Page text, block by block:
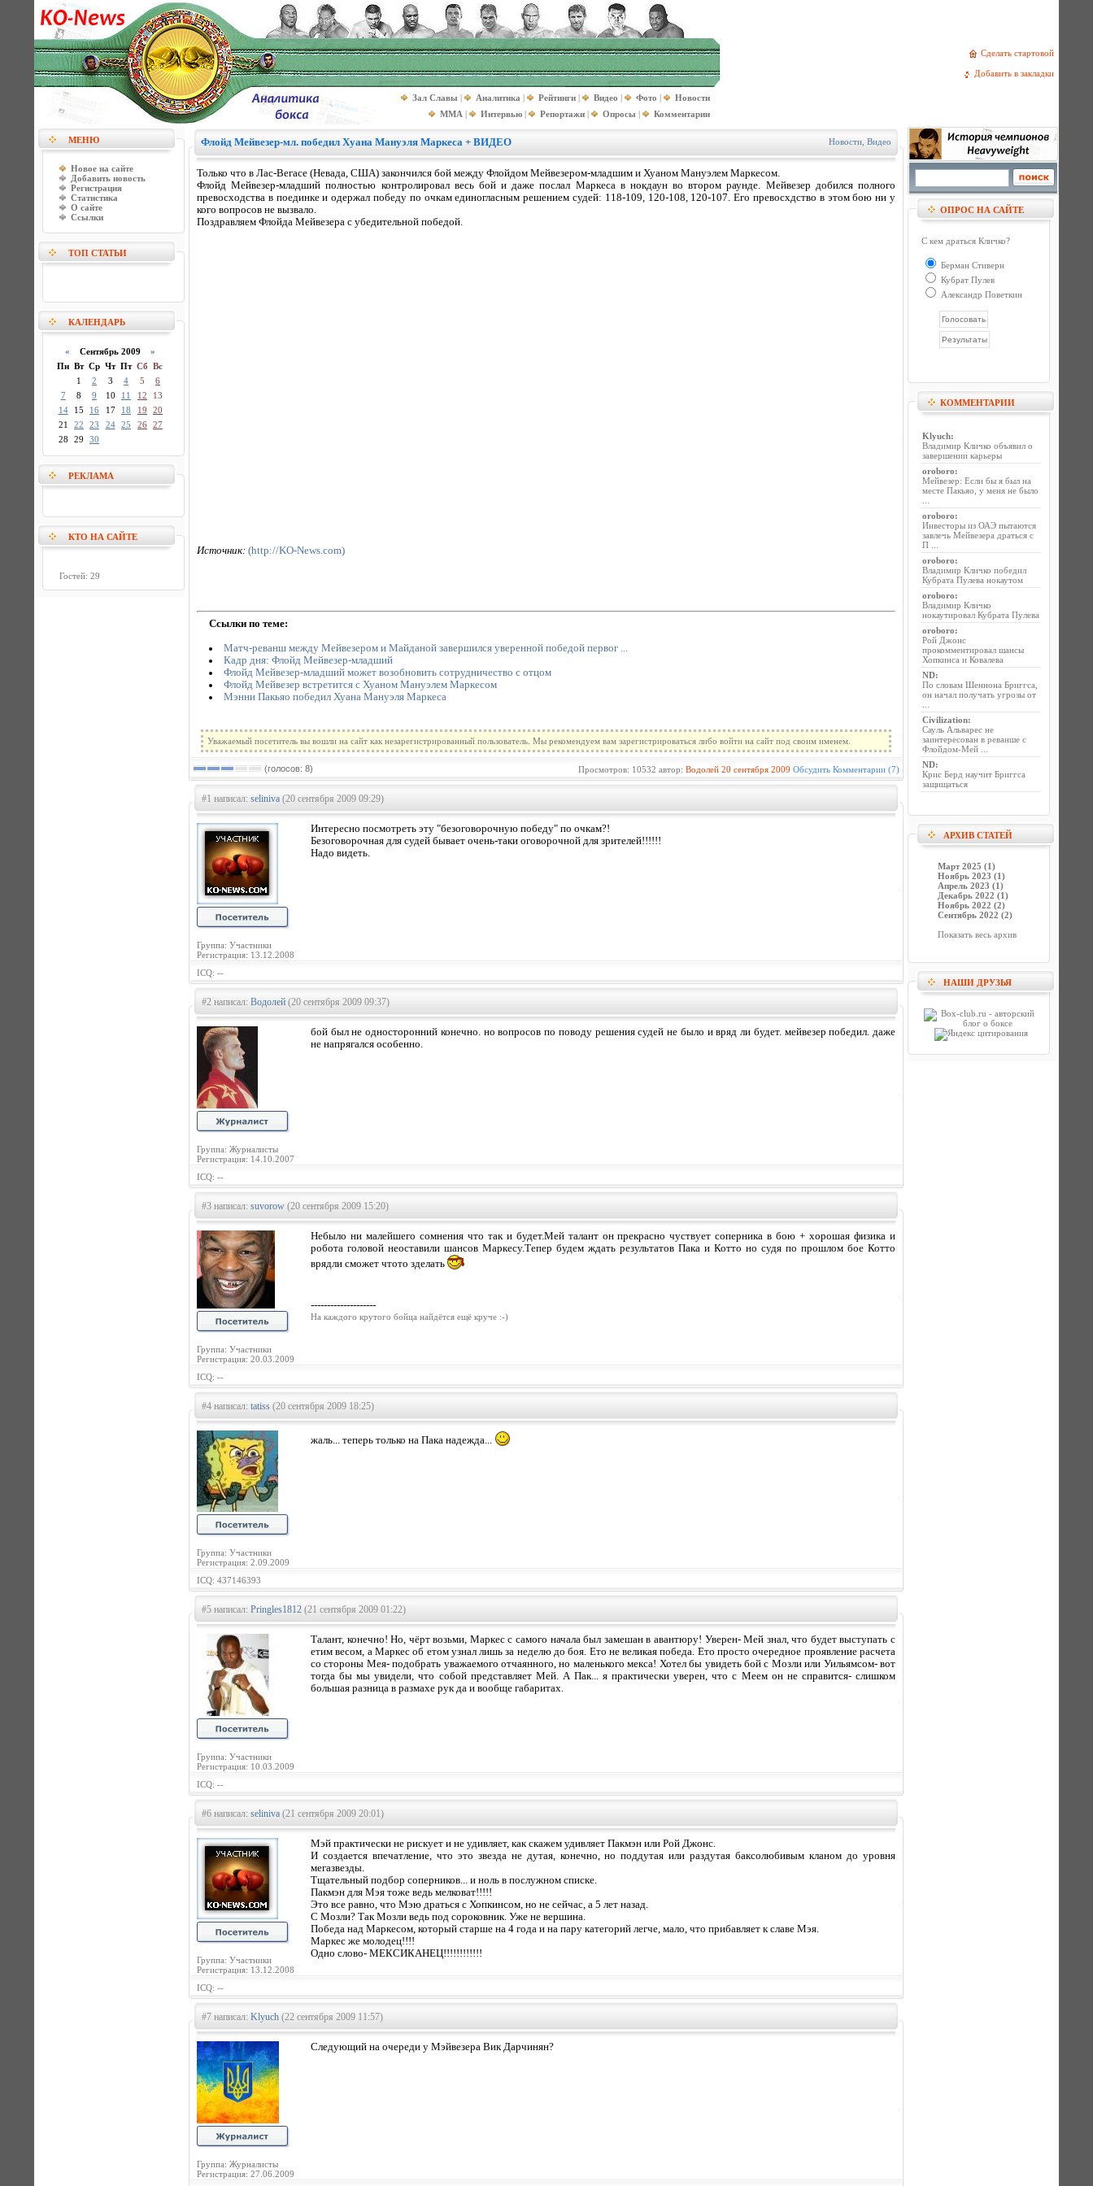
Сделать стартовой
Добавить в закладки
Зал Славы | Аналитика | Рейтинги | Видео | Фото |
Новости
MMA | Интервью | Репортажи | Опросы | Комментарии
МЕНЮ
Новое на сайте
Добавить новость
Регистрация
Статистика
О сайте
Ссылки
ТОП СТАТЬИ
КАЛЕНДАРЬ
« Сентябрь 2009 »
Пн Вт Ср Чт Пт Сб Вс
1
2 3 4 5
6
7
8 9 10 11 12
13
14
15 16 17 18 19
20
21
22 23 24 25 26 27
28
29 30
РЕКЛАМА
КТО НА САЙТЕ
Гостей: 29
Флойд Мейвезер-мл. победил Хуана Мануэля Маркеса + ВИДЕО Новости Видео
Только что в Лас-Вегасе (Невада, США) закончился бой между Флойдом Мейвезером-младшим и Хуаном Мануэлем Маркесом.
Флойд Мейвезер-младший полностью контролировал весь бой и даже послал Маркеса в нокдаун во втором раунде. Мейвезер добился полного
превосходства в поединке и одержал победу по очкам единогласным решением судей: 118-109, 120-108, 120-107. Его превосхдство в этом бою ни у
кого вопросов не вызвало.
Поздравляем Флойда Мейвезера с убедительной победой.
Источник: (http://KO-News.com)
Ссылки по теме:
Матч-реванш между Мейвезером и Майданой завершился уверенной победой первог ...
Кадр дня: Флойд Мейвезер-младший
Флойд Мейвезер-младший может возобновить сотрудничество с отцом
Флойд Мейвезер встретится с Хуаном Мануэлем Маркесом
Мэнни Пакьяо победил Хуана Мануэля Маркеса
Уважаемый посетитель вы вошли на сайт как незарегистрированный пользователь. Мы рекомендуем вам зарегистрироваться либо войти на сайт под своим именем.
(голосов: 8) Просмотров: 10532 автор: Водолей 20 сентября 2009 Обсудить Комментарии (7)
#1 написал: seliniva (20 сентября 2009 09:29)
Группа: Участники
Регистрация: 13.12.2008
Интересно посмотреть эту "безоговорочную победу" по очкам?!
Безоговорочная для судей бывает очень-таки оговорочной для зрителей!!!!!!
Надо видеть.
ICQ: --
#2 написал: Водолей (20 сентября 2009 09:37)
Группа: Журналисты
Регистрация: 14.10.2007
бой был не односторонний конечно. но вопросов по поводу решения судей не было и вряд ли будет. мейвезер победил. даже
не напрягался особенно.
ICQ: --
#3 написал: suvorow (20 сентября 2009 15:20)
Группа: Участники
Регистрация: 20.03.2009
Небыло ни малейшего сомнения что так и будет.Мей талант он прекрасно чуствует соперника в бою + хорошая физика и
робота головой неоставили шансов Маркесу.Тепер будем ждать результатов Пака и Котто но судя по прошлом бое Котто
врядли сможет чтото зделать
--------------------
На каждого крутого бойца найдётся ещё круче :-)
ICQ: --
#4 написал: tatiss (20 сентября 2009 18:25)
Группа: Участники
Регистрация: 2.09.2009
жаль... теперь только на Пака надежда...
ICQ: 437146393
#5 написал: Pringles1812 (21 сентября 2009 01:22)
Группа: Участники
Регистрация: 10.03.2009
Талант, конечно! Но, чёрт возьми, Маркес с самого начала был замешан в авантюру! Уверен- Мей знал, что будет выступать с
етим весом, а Маркес об етом узнал лишь за неделю до боя. Ето не великая победа. Ето просто очередное проявление расчета
со стороны Мея- подобрать уважаемого отчаянного, но маленького мекса! Хотел бы увидеть бой с Мозли или Уильямсом- вот
тогда бы мы увидели, что собой представляет Мей. А Пак... я практически уверен, что с Меем он не справится- слишком
большая разница в размахе рук да и вообще габаритах.
ICQ: --
#6 написал: seliniva (21 сентября 2009 20:01)
Группа: Участники
Регистрация: 13.12.2008
Мэй практически не рискует и не удивляет, как скажем удивляет Пакмэн или Рой Джонс.
И создается впечатление, что это звезда не дутая, конечно, но поддутая или раздутая баксолюбивым кланом до уровня
мегазвезды.
Тщательный подбор соперников... и ноль в послужном списке.
Пакмэн для Мэя тоже ведь мелковат!!!!!
Это все равно, что Мэю драться с Хопкинсом, но не сейчас, а 5 лет назад.
С Мозли? Так Мозли ведь под сороковник. Уже не вершина.
Победа над Маркесом, который старше на 4 года и на пару категорий легче, мало, что прибавляет к славе Мэя.
Маркес же молодец!!!!
Одно слово- МЕКСИКАНЕЦ!!!!!!!!!!!!
ICQ: --
#7 написал: Klyuch (22 сентября 2009 11:57)
Группа: Журналисты
Регистрация: 27.06.2009
Следующий на очереди у Мэйвезера Вик Дарчинян?
ОПРОС НА САЙТЕ
С кем драться Кличко?
Берман Стиверн
Кубрат Пулев
Александр Поветкин
КОММЕНТАРИИ
Klyuch:
Владимир Кличко объявил о
завершении карьеры
oroboro:
Мейвезер: Если бы я был на
месте Пакьяо, у меня не было
oroboro:
Инвесторы из ОАЭ пытаются
завлечь Мейвезера драться с
П ...
oroboro:
Владимир Кличко победил
Кубрата Пулева нокаутом
oroboro:
Владимир Кличко
нокаутировал Кубрата Пулева
oroboro:
Рой Джонс
прокомментировал шансы
Хопкинса и Ковалева
ND:
По словам Шеннона Бриггса,
он начал получать угрозы от
Civilization:
Сауль Альварес не
заинтересован в реванше с
Флойдом-Мей ...
ND:
Крис Берд научит Бриггса
защищаться
АРХИВ СТАТЕЙ
Март 2025 (1)
Ноябрь 2023 (1)
Апрель 2023 (1)
Декабрь 2022 (1)
Ноябрь 2022 (2)
Сентябрь 2022 (2)
Показать весь архив
НАШИ ДРУЗЬЯ